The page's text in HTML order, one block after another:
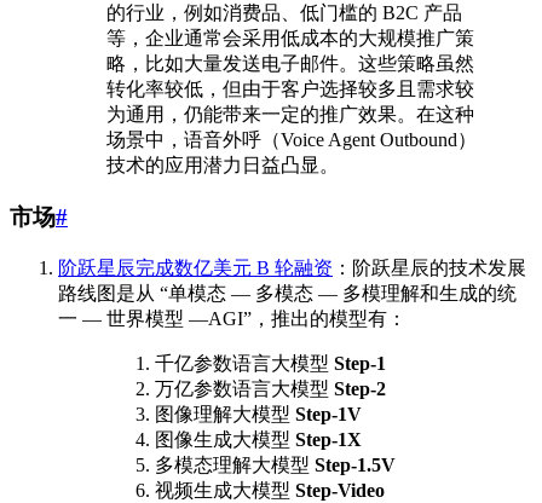
的行业，例如消费品、低门槛的 B2C 产品
等，企业通常会采用低成本的大规模推广策
略，比如大量发送电子邮件。这些策略虽然
转化率较低，但由于客户选择较多且需求较
为通用，仍能带来一定的推广效果。在这种
场景中，语音外呼（Voice Agent Outbound）
技术的应用潜力日益凸显。
市场#
阶跃星辰完成数亿美元 B 轮融资 ：阶跃星辰的技术发展
路线图是从 “单模态 — 多模态 — 多模理解和生成的统
一 — 世界模型 —AGI”，推出的模型有：
千亿参数语言大模型 Step-1
万亿参数语言大模型 Step-2
图像理解大模型 Step-1V
图像生成大模型 Step-1X
多模态理解大模型 Step-1.5V
视频生成大模型 Step-Video